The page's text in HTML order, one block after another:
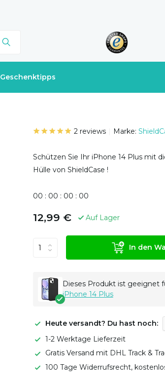
Geschenktipps
2 reviews Marke:
Schützen Sie Ihr iPhone 14 Plus mit
Hülle von ShieldCase !
00 : 00 : 00 : 00
12,99 € Auf Lager
In den
Dieses Produkt ist geeignet
iPhone 14 Plus
Heute versandt? Du hast noch:
1-2 Werktage Lieferzeit
Gratis Versand mit DHL Track &
100 Tage Widerrufsrecht,